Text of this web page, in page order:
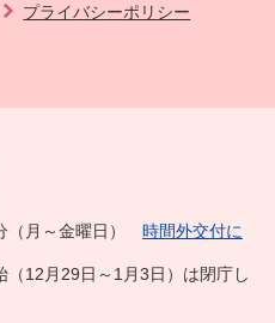
プライバシーポリシー
（月～金曜日） 時間外交付に
12月29日～1月3日）は閉庁し